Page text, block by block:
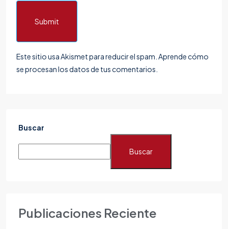
Submit
Este sitio usa Akismet para reducir el spam. Aprende cómo
se procesan los datos de tus comentarios.
Buscar
Buscar
Publicaciones Reciente